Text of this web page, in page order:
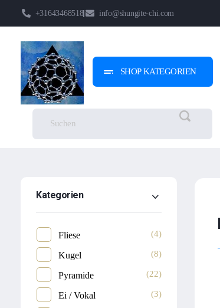
+31643468518 info@shungite-chi.com
Shungite-Chi | Groothandel
Echte Shungite Edel uit Karelie
SHOP KATEGORIEN
Kategorien
Fliese (4)
Kugel (8)
Pyramide (22)
Ei / Vokal (3)